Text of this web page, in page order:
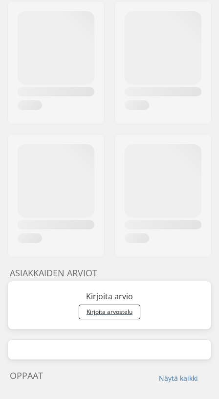
ASIAKKAIDEN ARVIOT
Kirjoita arvio
Kirjoita arvostelu
Näytä kaikki
OPPAAT